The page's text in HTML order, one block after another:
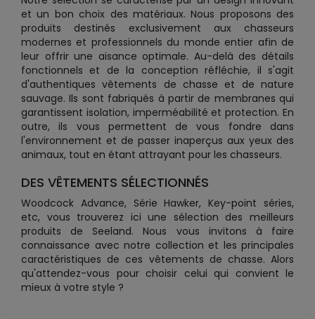
et un bon choix des matériaux. Nous proposons des
produits destinés exclusivement aux chasseurs
modernes et professionnels du monde entier afin de
leur offrir une aisance optimale. Au-delà des détails
fonctionnels et de la conception réfléchie, il s'agit
d'authentiques vêtements de chasse et de nature
sauvage. Ils sont fabriqués à partir de membranes qui
garantissent isolation, imperméabilité et protection. En
outre, ils vous permettent de vous fondre dans
l'environnement et de passer inaperçus aux yeux des
animaux, tout en étant attrayant pour les chasseurs.
DES VÊTEMENTS SÉLECTIONNÉS
Woodcock Advance, Série Hawker, Key-point séries,
etc, vous trouverez ici une sélection des meilleurs
produits de Seeland. Nous vous invitons à faire
connaissance avec notre collection et les principales
caractéristiques de ces vêtements de chasse. Alors
qu'attendez-vous pour choisir celui qui convient le
mieux à votre style ?